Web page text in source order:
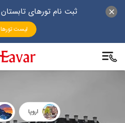
ثبت نام تورهای تابستان ۱۴۰۵ ایوار آغاز شد
لیست تورها
اروپا